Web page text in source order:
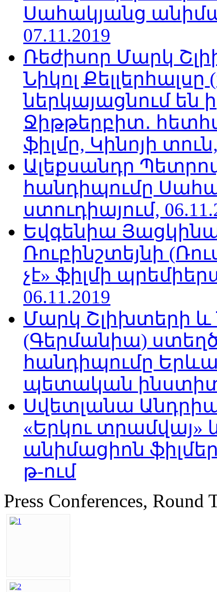
Սահակյանց
07.11.2019
Ռեժիսոր Մարկ
Նիկոլ
ներկայացնում են
Ջիթթերբիտ․
ֆիլմը, Կինոյի տուն,
Ալեքսանդր
հանդիպումը
ստուդիայում,
Եվգենիա
Ռուբինշտեյնի
չէ» ֆիլմի
06.11.2019
Մարկ Շլիխտերի և
(Գերմանիա)
հանդիպումը
պետական
Սվետլանա
«Երկու տրամվայ»
անիմացիոն
թ-ում
Press Conferences, Round